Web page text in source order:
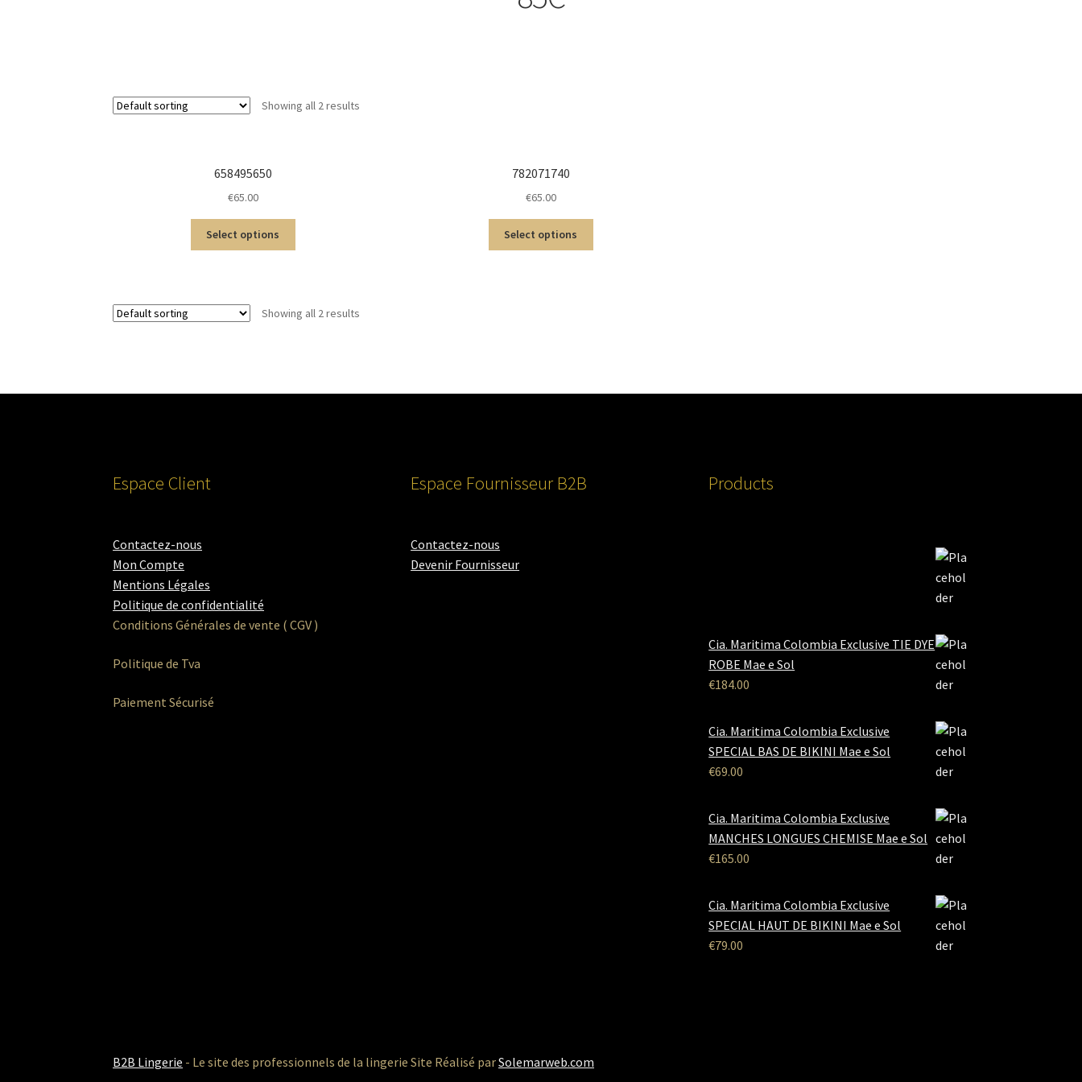
Showing all 2 results
658495650
€65.00
Select options
782071740
€65.00
Select options
Showing all 2 results
Espace Client
Contactez-nous
Mon Compte
Mentions Légales
Politique de confidentialité
Conditions Générales de vente ( CGV )
Politique de Tva
Paiement Sécurisé
Espace Fournisseur B2B
Contactez-nous
Devenir Fournisseur
Products
Cia. Maritima Colombia Exclusive TIE DYE
ROBE Mae e Sol
€184.00
Cia. Maritima Colombia Exclusive
SPECIAL BAS DE BIKINI Mae e Sol
€69.00
Cia. Maritima Colombia Exclusive
MANCHES LONGUES CHEMISE Mae e Sol
€165.00
Cia. Maritima Colombia Exclusive
SPECIAL HAUT DE BIKINI Mae e Sol
€79.00
B2B Lingerie - Le site des professionnels de la lingerie Site Réalisé parSolemarweb.com